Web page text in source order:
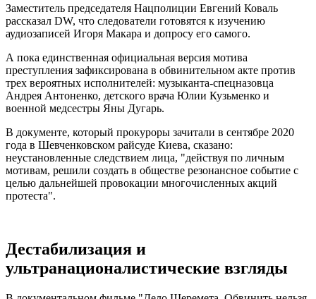
Заместитель председателя Нацполиции Евгений Коваль
рассказал DW, что следователи готовятся к изучению
аудиозаписей Игоря Макара и допросу его самого.
А пока единственная официальная версия мотива
преступления зафиксирована в обвинительном акте против
трех вероятных исполнителей: музыканта-спецназовца
Андрея Антоненко, детского врача Юлии Кузьменко и
военной медсестры Яны Дугарь.
В документе, который прокуроры зачитали в сентябре 2020
года в Шевченковском райсуде Киева, сказано:
неустановленные следствием лица, "действуя по личным
мотивам, решили создать в обществе резонансное событие с
целью дальнейшей провокации многочисленных акций
протеста".
Дестабилизация и
ультранационалистические взгляды